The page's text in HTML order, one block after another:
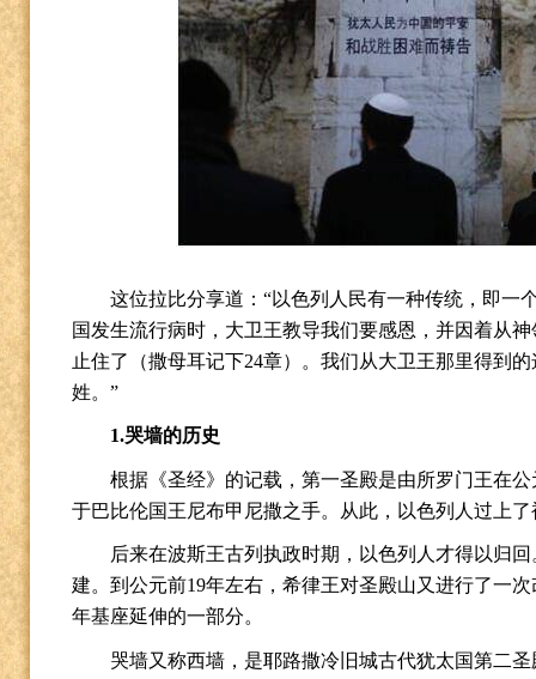
这位拉比分享道：“以色列人民有一种传统，即一
国发生流行病时，大卫王教导我们要感恩，并因着从
止住了（撒母耳记下24章）。我们从大卫王那里得到
姓。”
1.哭墙的历史
根据《圣经》的记载，第一圣殿是由所罗门王在公
于巴比伦国王尼布甲尼撒之手。 从此，以色列人过上
后来在波斯王古列执政时期，以色列人才得以归
建。到公元前19年左右，希律王对圣殿山又进行了一
年基座延伸的一部分。
哭墙又称西墙，是耶路撒冷旧城古代犹太国第二